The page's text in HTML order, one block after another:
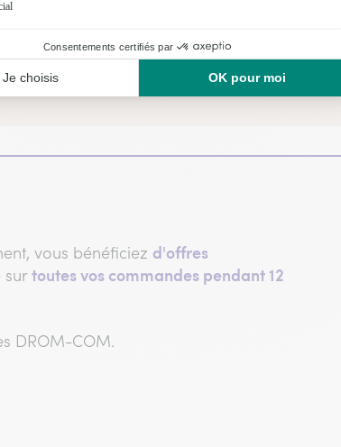
proximité.
vous bénéficiez d'offres
surtoutes vos commandes pendant 12
DROM-COM.